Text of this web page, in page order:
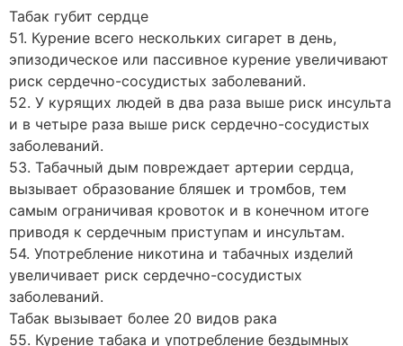
Табак губит сердце
51. Курение всего нескольких сигарет в день,
эпизодическое или пассивное курение увеличивают
риск сердечно-сосудистых заболеваний.
52. У курящих людей в два раза выше риск инсульта
и в четыре раза выше риск сердечно-сосудистых
заболеваний.
53. Табачный дым повреждает артерии сердца,
вызывает образование бляшек и тромбов, тем
самым ограничивая кровоток и в конечном итоге
приводя к сердечным приступам и инсультам.
54. Употребление никотина и табачных изделий
увеличивает риск сердечно-сосудистых
заболеваний.
Табак вызывает более 20 видов рака
55. Курение табака и употребление бездымных